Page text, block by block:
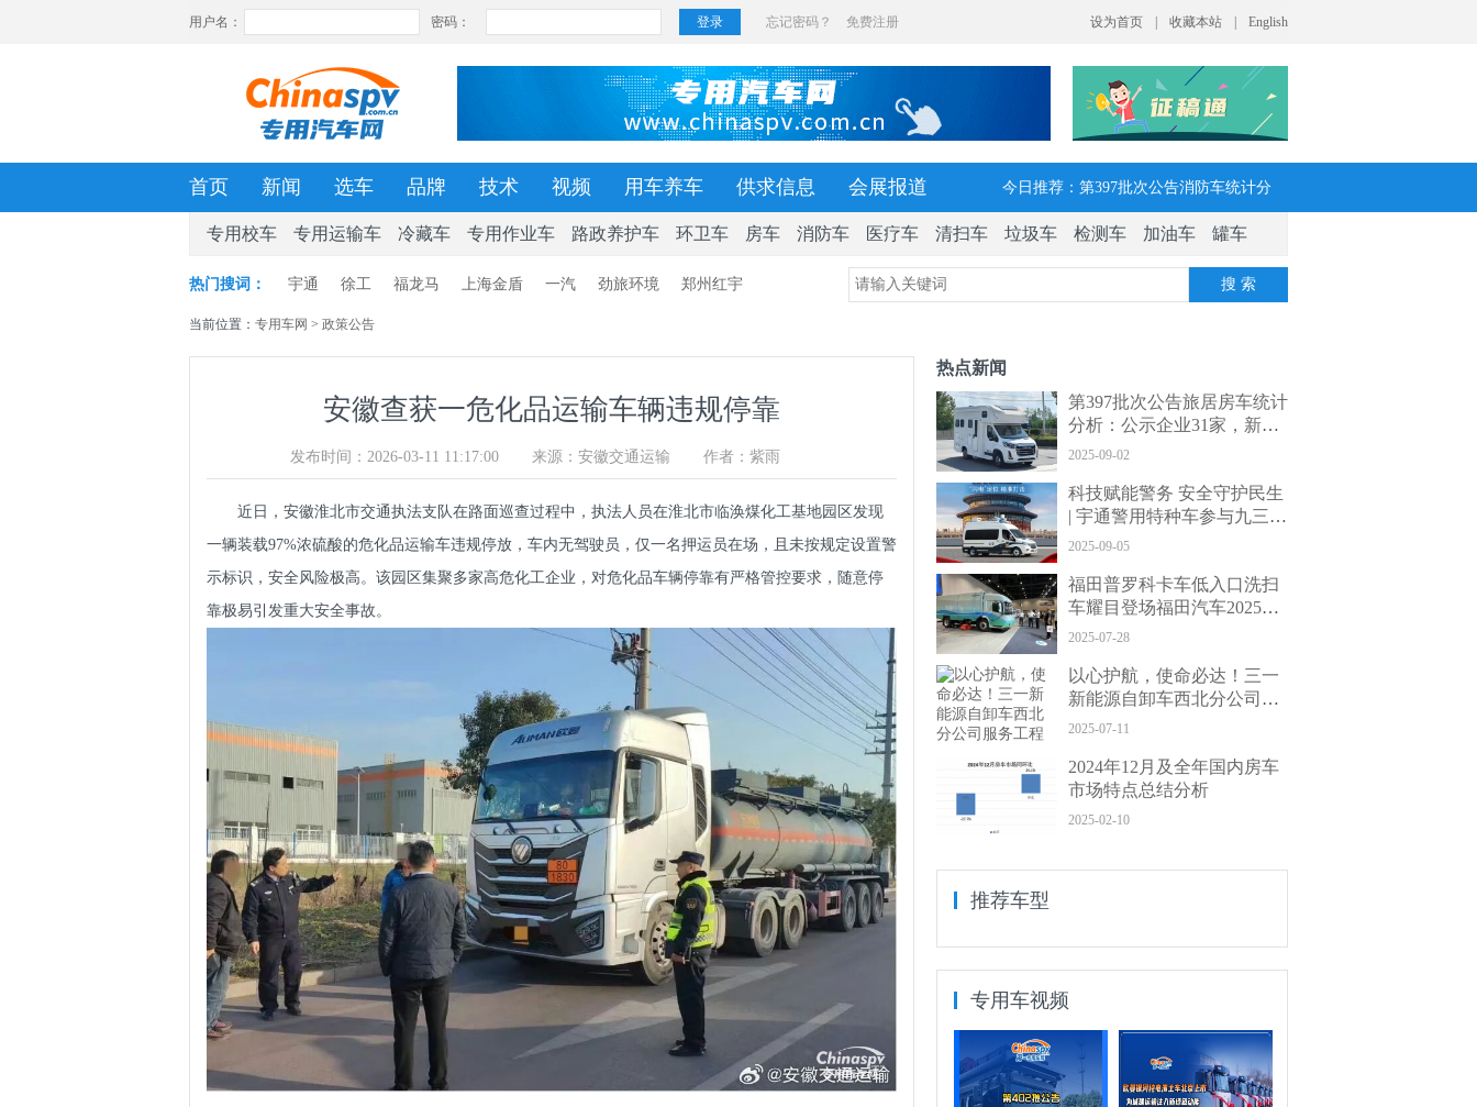
首页 新闻 选车 品牌 技术 视频 用车养车 供求信息 会展报道 今日推荐：第397批次公告消防车统计分
析：公示企业达21家11种车型，水罐、器
今日推荐：今年危险货物港口作业安全生
产整治聚焦这四方面
专用校车 专用运输车 冷藏车 专用作业车 路政养护车 环卫车 房车 消防车 医疗车 清扫车 垃圾车 检测车 加油车 罐车
热门搜词： 宇通 徐工 福龙马 上海金盾 一汽 劲旅环境 郑州红宇 搜 索
当前位置： 专用车网 > 政策公告
安徽查获一危化品运输车辆违规停靠
发布时间：2026-03-11 11:17:00 来源：安徽交通运输 作者：紫雨
近日，安徽淮北市交通执法支队在路面巡查过程中，执法人员在淮北市临涣煤化工基地园区发现
一辆装载97%浓硫酸的危化品运输车违规停放，车内无驾驶员，仅一名押运员在场，且未按规定设置警
示标识，安全风险极高。该园区集聚多家高危化工企业，对危化品车辆停靠有严格管控要求，随意停
靠极易引发重大安全事故。
热点新闻
第397批次公告旅居房车统计
分析：公示企业31家，新能
源旅居车数量翻新增长
2025-09-02
科技赋能警务 安全守护民生
| 宇通警用特种车参与九三阅
兵保障任务
2025-09-05
福田普罗科卡车低入口洗扫
车耀目登场福田汽车2025年
中商务会， 以科技重塑环卫
2025-07-28
以心护航，使命必达！三一
新能源自卸车西北分公司服
务工程师获赠锦旗
2025-07-11
2024年12月及全年国内房车
市场特点总结分析
2025-02-10
推荐车型
专用车视频